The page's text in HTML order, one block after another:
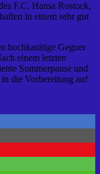
F.C. Hansa Rostock,
in einem sehr gut
hochkarätige Gegner
einem letzten
Sommerpause und
die Vorbereitung auf